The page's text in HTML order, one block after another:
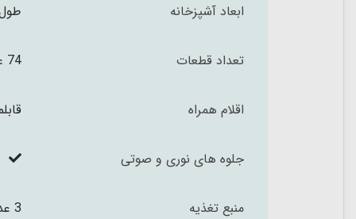
ابعاد آشپزخانه طول 31.5 عرض 70.5 ارتفاع
تعداد قطعات 74 عدد
اقلام همراه
جلوه های نوری و صوتی
منبع تغذیه